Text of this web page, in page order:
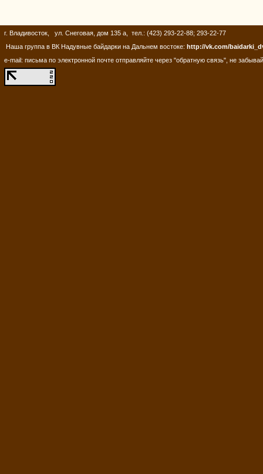
г. Владивосток, ул. Снеговая, дом 135 а, тел.: (423) 293-22-88; 293-22-77
Наша группа в ВК Надувные байдарки на Дальнем востоке: http://vk.com/
e-mail: письма по электронной почте отправляйте через "обратную связь", не